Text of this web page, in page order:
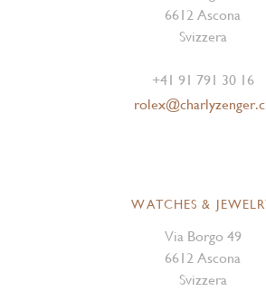
6612 Ascona
Svizzera
+41 91 791 30 16
WATCHES &
Via Borgo 49
6612 Ascona
Svizzera